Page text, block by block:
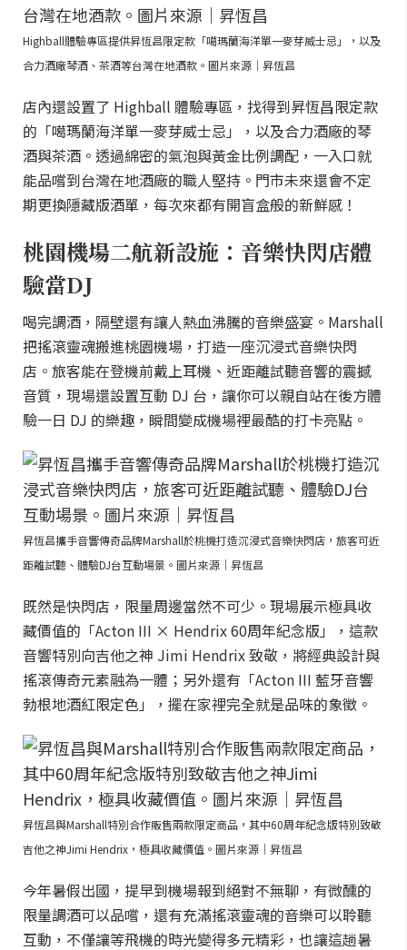
Highball體驗專區提供昇恆昌限定款「噶瑪蘭海洋單一麥芽威士忌」，以及
合力酒廠琴酒、茶酒等台灣在地酒款。圖片來源｜昇恆昌
店內還設置了 Highball 體驗專區，找得到昇恆昌限定款
的「噶瑪蘭海洋單一麥芽威士忌」，以及合力酒廠的琴
酒與茶酒。透過綿密的氣泡與黃金比例調配，一入口就
能品嚐到台灣在地酒廠的職人堅持。門市未來還會不定
期更換隱藏版酒單，每次來都有開盲盒般的新鮮感！
桃園機場二航新設施：音樂快閃店體
驗當DJ
喝完調酒，隔壁還有讓人熱血沸騰的音樂盛宴。Marshall
把搖滾靈魂搬進桃園機場，打造一座沉浸式音樂快閃
店。旅客能在登機前戴上耳機、近距離試聽音響的震撼
音質，現場還設置互動 DJ 台，讓你可以親自站在後方體
驗一日 DJ 的樂趣，瞬間變成機場裡最酷的打卡亮點。
昇恆昌攜手音響傳奇品牌Marshall於桃機打造沉浸式音樂快閃店，旅客可近
距離試聽、體驗DJ台互動場景。圖片來源｜昇恆昌
既然是快閃店，限量周邊當然不可少。現場展示極具收
藏價值的「Acton III × Hendrix 60周年紀念版」，這款
音響特別向吉他之神 Jimi Hendrix 致敬，將經典設計與
搖滾傳奇元素融為一體；另外還有「Acton III 藍牙音響
勃根地酒紅限定色」，擺在家裡完全就是品味的象徵。
昇恆昌與Marshall特別合作販售兩款限定商品，其中60周年紀念版特別致敬
吉他之神Jimi Hendrix，極具收藏價值。圖片來源｜昇恆昌
今年暑假出國，提早到機場報到絕對不無聊，有微醺的
限量調酒可以品嚐，還有充滿搖滾靈魂的音樂可以聆聽
互動，不僅讓等飛機的時光變得多元精彩，也讓這趟暑